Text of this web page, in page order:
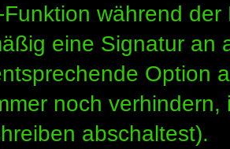
Funktion während
eine Signatur an
Option
noch
abschaltest).